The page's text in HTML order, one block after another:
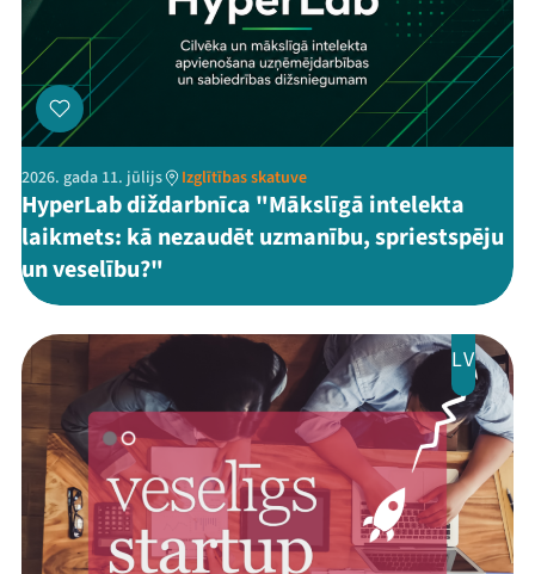
2026. gada 11. jūlijs Izglītības skatuve
HyperLab diždarbnīca "Mākslīgā intelekta
laikmets: kā nezaudēt uzmanību, spriestspēju
un veselību?"
LV